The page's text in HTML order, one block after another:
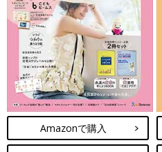
Amazonで購入